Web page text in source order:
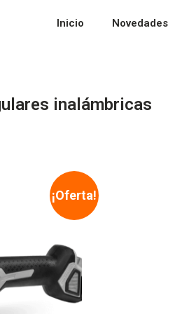
Inicio Novedades
inalámbricas
¡Oferta!